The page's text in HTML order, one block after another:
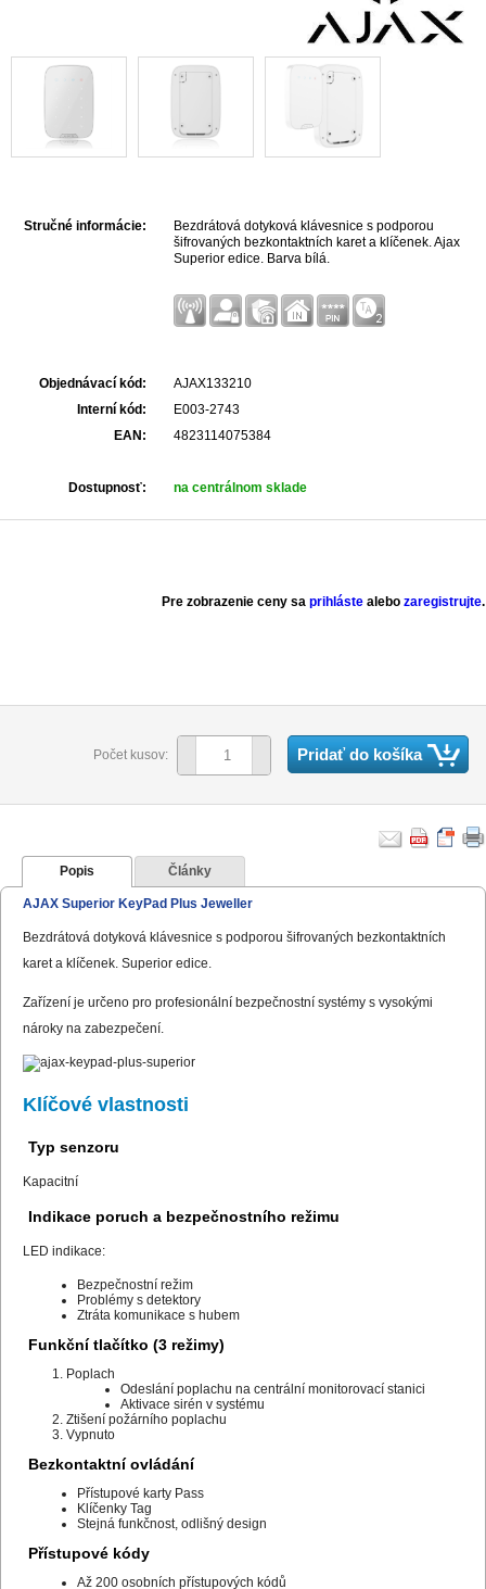
Stručné informácie:
Bezdrátová dotyková klávesnice s podporou
šifrovaných bezkontaktních karet a klíčenek. Ajax
Superior edice. Barva bílá.
Objednávací kód:
AJAX133210
Interní kód:
E003-2743
EAN:
4823114075384
Dostupnosť: na centrálnom sklade
Pre zobrazenie ceny sa prihláste alebo zaregistrujte.
Počet kusov: Pridať do košíka
Popis Články
AJAX Superior KeyPad Plus Jeweller
Bezdrátová dotyková klávesnice s podporou šifrovaných bezkontaktních
karet a klíčenek. Superior edice.
Zařízení je určeno pro profesionální bezpečnostní systémy s vysokými
nároky na zabezpečení.
Klíčové vlastnosti
Typ senzoru
Kapacitní
Indikace poruch a bezpečnostního režimu
LED indikace:
Bezpečnostní režim
Problémy s detektory
Ztráta komunikace s hubem
Funkční tlačítko (3 režimy)
Poplach
Odeslání poplachu na centrální monitorovací stanici
Aktivace sirén v systému
Ztišení požárního poplachu
Vypnuto
Bezkontaktní ovládání
Přístupové karty Pass
Klíčenky Tag
Stejná funkčnost, odlišný design
Přístupové kódy
Až 200 osobních přístupových kódů